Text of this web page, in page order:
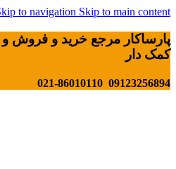
to navigation Skip to main content
پارساکار مرجع خرید و فروش و
کمک دار
09123256894 021-86010110